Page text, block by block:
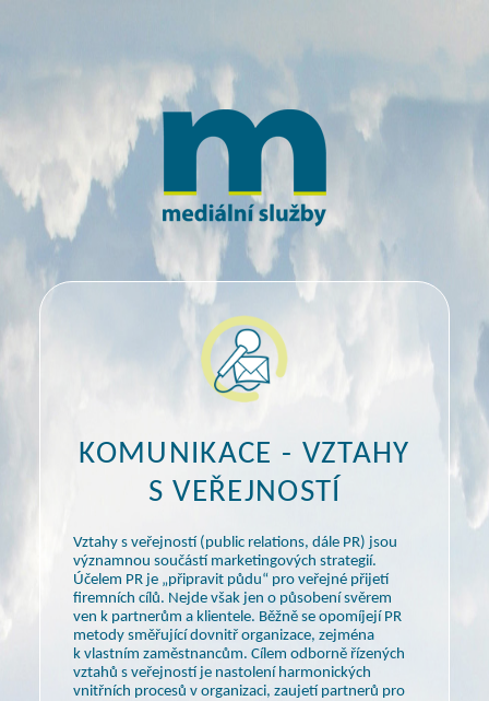
KOMUNIKACE - VZTAHY
S VEŘEJNOSTÍ
Vztahys veřejností (public relations, dále PR) jsou
významnou součástí marketingových strategií.
Účelem PR je „připravit půdu“ pro veřejné přijetí
firemních cílů. Nejde však jeno působení svěrem
ven k partnerům a klientele. Běžně se opomíjejí PR
metody směřující dovnitř organizace, zejména
k vlastním zaměstnancům. Cílem odborně řízených
vztahůs veřejností je nastolení harmonických
vnitřních procesův organizaci, zaujetí partnerů pro